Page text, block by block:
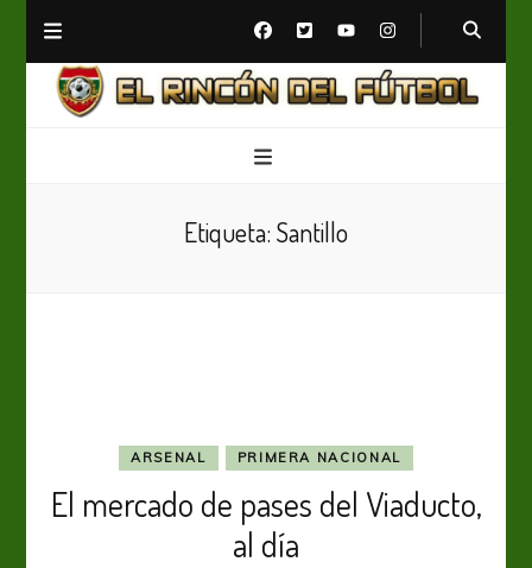
Etiqueta: Santillo
ARSENAL PRIMERA NACIONAL
El mercado de pases del Viaducto,
al día